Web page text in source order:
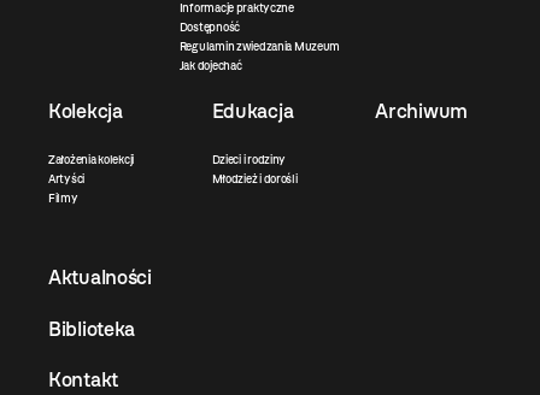
Informacje praktyczne
Dostępność
Regulamin zwiedzania Muzeum
Jak dojechać
Kolekcja
Założenia kolekcji
Artyści
Filmy
Edukacja
Dzieci i rodziny
Młodzież i dorośli
Archiwum
Aktualności
Biblioteka
Kontakt